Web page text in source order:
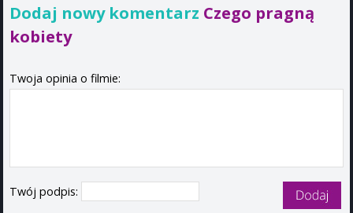
Dodaj nowy komentarz Czego pragną
kobiety
Twoja opinia o filmie:
Twój podpis: